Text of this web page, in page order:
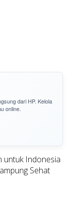
dari HP. Kelola
online.
untuk Indonesia
Sehat